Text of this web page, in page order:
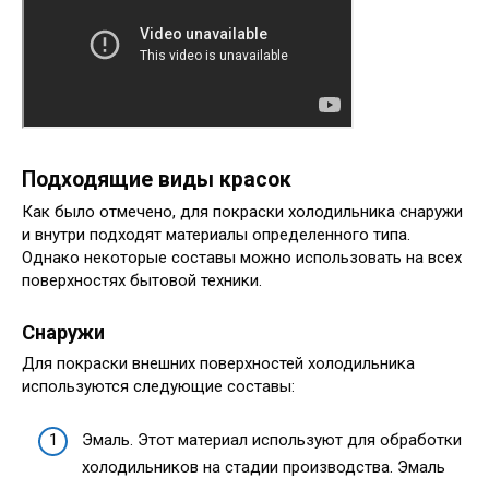
Подходящие виды красок
Как было отмечено, для покраски холодильника снаружи
и внутри подходят материалы определенного типа.
Однако некоторые составы можно использовать на всех
поверхностях бытовой техники.
Снаружи
Для покраски внешних поверхностей холодильника
используются следующие составы:
Эмаль. Этот материал используют для обработки
холодильников на стадии производства. Эмаль